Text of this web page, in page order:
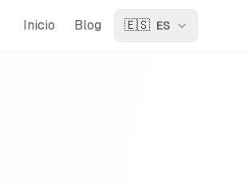
Inicio Blog 🇪🇸 ES